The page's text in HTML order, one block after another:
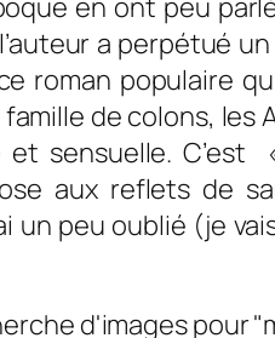
en ont peu
a perpétué
roman populaire
de colons,
sensuelle.
aux reflets de
un peu oublié (je